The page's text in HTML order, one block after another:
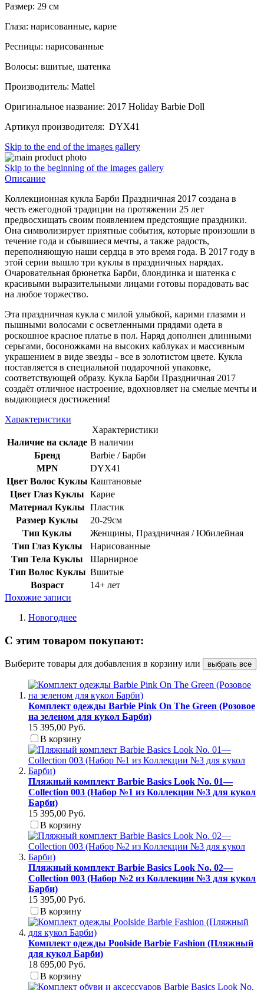
Размер: 29 см
Глаза: нарисованные, карие
Ресницы: нарисованные
Волосы: вшитые, шатенка
Производитель: Mattel
Оригинальное название: 2017 Holiday Barbie Doll
Артикул производителя: DYX41
Skip to the end of the images gallery
Skip to the beginning of the images gallery
Описание
Коллекционная кукла Барби Праздничная 2017 создана в
честь ежегодной традиции на протяжении 25 лет
предвосхищать своим появлением предстоящие праздники.
Она символизирует приятные события, которые произошли в
течение года и сбывшиеся мечты, а также радость,
переполняющую наши сердца в это время года. В 2017 году в
этой серии вышло три куклы в праздничных нарядах.
Очаровательная брюнетка Барби, блондинка и шатенка c
красивыми выразительными лицами готовы порадовать вас
на любое торжество.
Эта праздничная кукла с милой улыбкой, карими глазами и
пышными волосами с осветленными прядями одета в
роскошное красное платье в пол. Наряд дополнен длинными
серьгами, босоножками на высоких каблуках и массивным
украшением в виде звезды - все в золотистом цвете. Кукла
поставляется в специальной подарочной упаковке,
соответствующей образу. Кукла Барби Праздничная 2017
создаёт отличное настроение, вдохновляет на смелые мечты и
выдающиеся достижения!
Характеристики
Характеристики
Наличие на складе В наличии
Бренд
Barbie / Барби
MPN
DYX41
Цвет Волос Куклы Каштановые
Цвет Глаз Куклы
Карие
Материал Куклы Пластик
Размер Куклы
20-29см
Тип Куклы
Женщины, Праздничная / Юбилейная
Тип Глаз Куклы
Нарисованные
Тип Тела Куклы
Шарнирное
Тип Волос Куклы Вшитые
Возраст
14+ лет
Похожие записи
Новогоднее
С этим товаром покупают:
Выберите товары для добавления в корзину или выбрать все
Комплект одежды Barbie Pink On The Green (Розовое
на зеленом для кукол Барби)
15 395,00 Руб.
В корзину
Пляжный комплект Barbie Basics Look No. 01—
Collection 003 (Набор №1 из Коллекции №3 для кукол
Барби)
15 395,00 Руб.
В корзину
Пляжный комплект Barbie Basics Look No. 02—
Collection 003 (Набор №2 из Коллекции №3 для кукол
Барби)
15 395,00 Руб.
В корзину
Комплект одежды Poolside Barbie Fashion (Пляжный
для кукол Барби)
18 695,00 Руб.
В корзину